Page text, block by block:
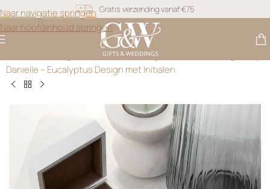
Naar navigatie springen
Naar hoofdinhoud springen
Snel geleverd
Gratis personalisatie
Outdoor Wedding
Danielle – Eucalyptus Design met Initialen